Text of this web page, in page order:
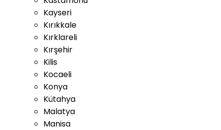
Kayseri
Kırıkkale
Kırklareli
Kırşehir
Kilis
Kocaeli
Konya
Kütahya
Malatya
Manisa